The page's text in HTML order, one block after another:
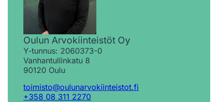
Oulun Arvokiinteistöt Oy
Y-tunnus: 2060373-0
Vanhantullinkatu 8
90120 Oulu
toimisto@oulunarvokiinteistot.fi
+358 08 311 2270